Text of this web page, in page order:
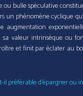
ou bulle spéculative
un phénomène cyclique
augmentation
valeur intrinsèque ou
et finit par éclater au
il préférable d’épargner ou